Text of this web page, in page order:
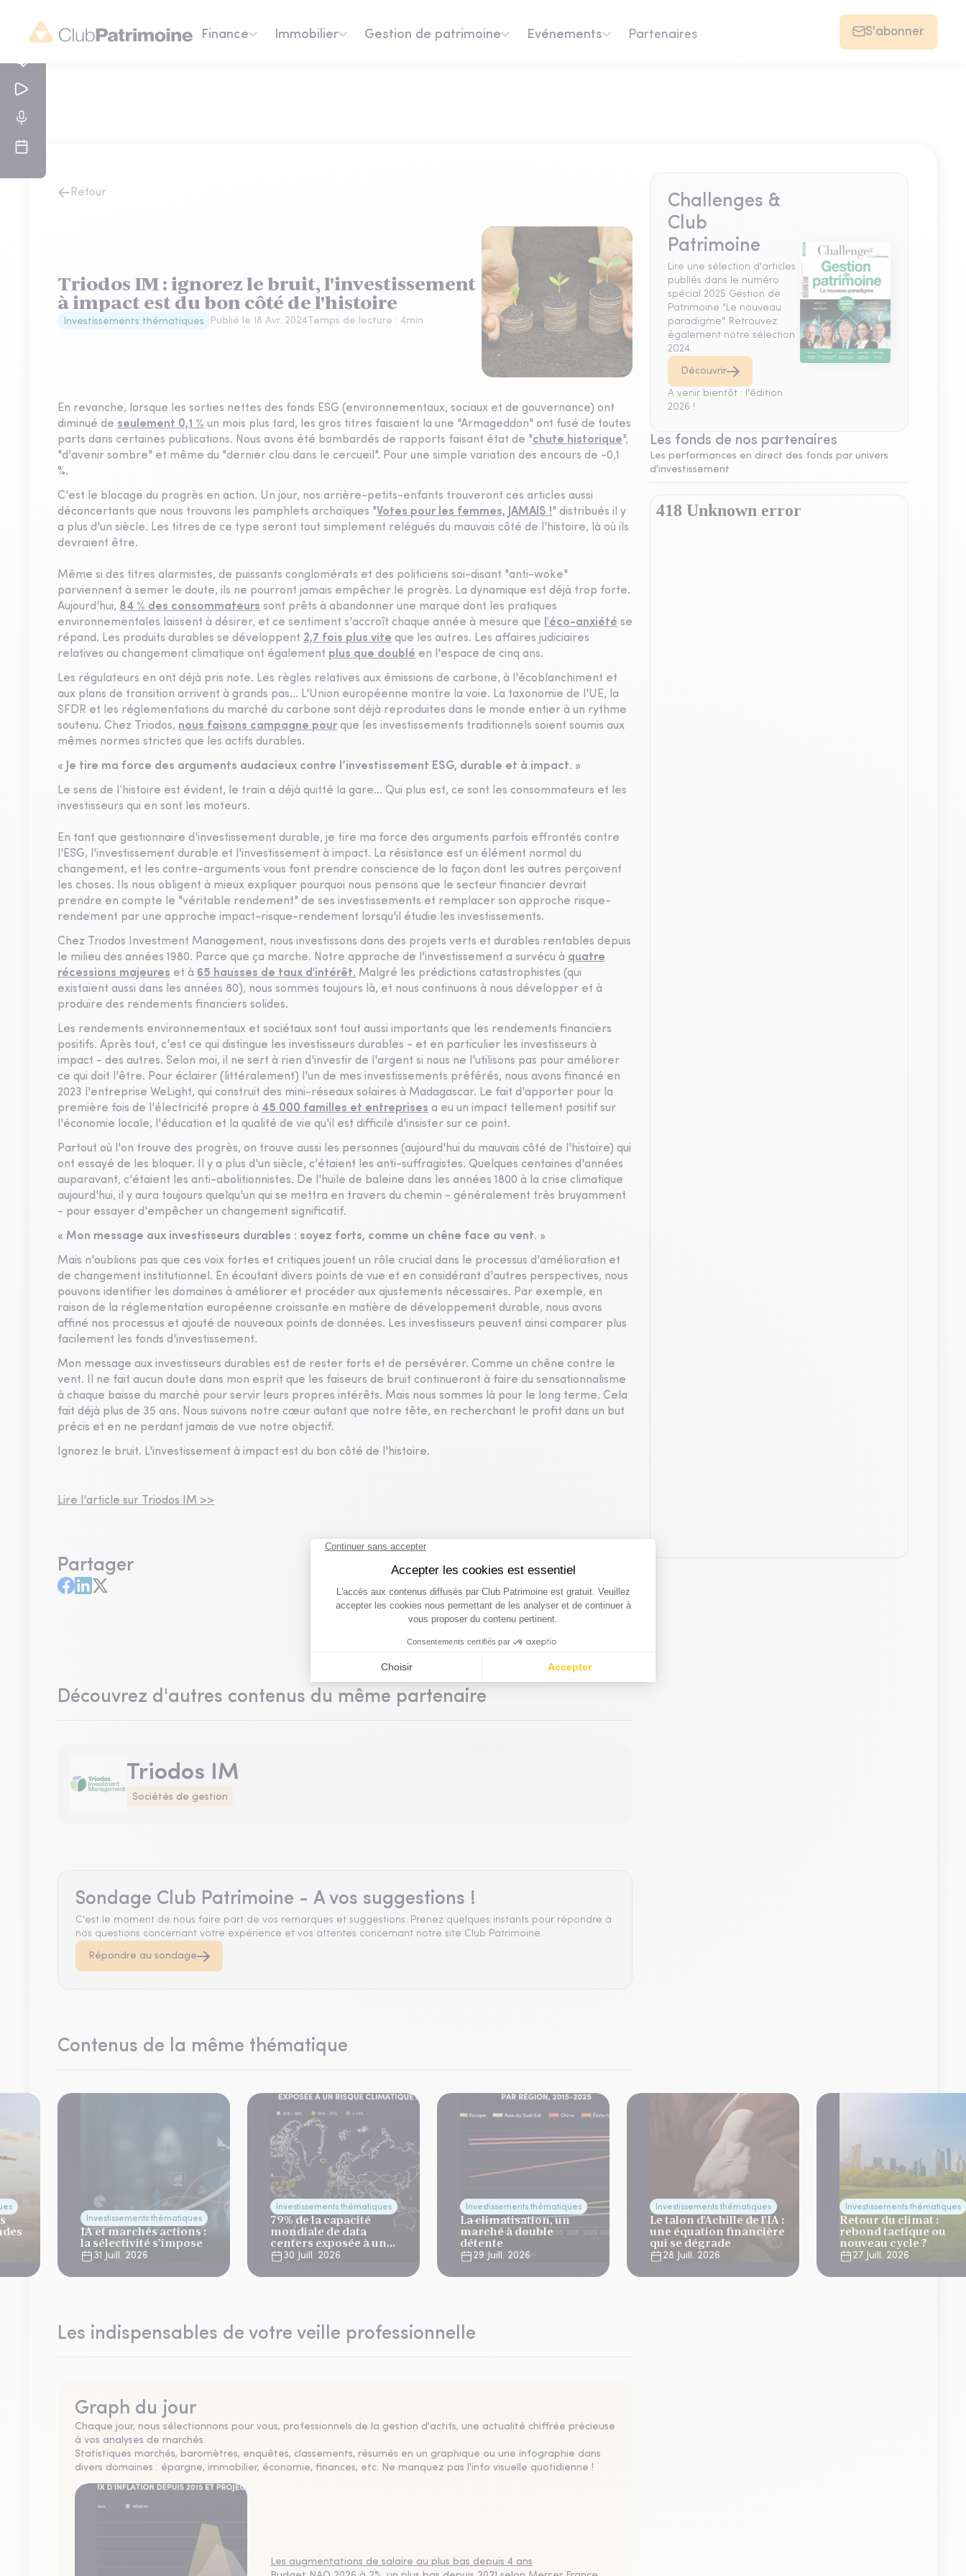
Finance Immobilier Gestion de patrimoine Evénements Partenaires S'abonner
Retour
Triodos IM : ignorez le bruit, l'investissement
à impact est du bon côté de l'histoire
Investissements thématiques Publié le 18 Avr. 2024Temps de lecture : 4min
En revanche, lorsque les sorties nettes des fonds ESG (environnementaux, sociaux et de gouvernance) ont
diminué de seulement 0,1 % un mois plus tard, les gros titres faisaient la une "Armageddon" ont fusé de toutes
parts dans certaines publications. Nous avons été bombardés de rapports faisant état de "chute historique",
"d'avenir sombre" et même du "dernier clou dans le cercueil". Pour une simple variation des encours de -0,1
%.
C'est le blocage du progrès en action. Un jour, nos arrière-petits-enfants trouveront ces articles aussi
déconcertants que nous trouvons les pamphlets archaïques "Votes pour les femmes, JAMAIS !" distribués il y
a plus d'un siècle. Les titres de ce type seront tout simplement relégués du mauvais côté de l'histoire, là où ils
devraient être.
Même si des titres alarmistes, de puissants conglomérats et des politiciens soi-disant "anti-woke"
parviennent à semer le doute, ils ne pourront jamais empêcher le progrès. La dynamique est déjà trop forte.
Aujourd'hui, 84 % des consommateurs sont prêts à abandonner une marque dont les pratiques
environnementales laissent à désirer, et ce sentiment s'accroît chaque année à mesure que
l'éco-anxiété se
répand. Les produits durables se développent 2,7 fois plus vite que les autres. Les affaires judiciaires
relatives au changement climatique ont également plus que doublé en l'espace de cinq ans.
Les régulateurs en ont déjà pris note. Les règles relatives aux émissions de carbone, à l'écoblanchiment et
aux plans de transition arrivent à grands pas... L'Union européenne montre la voie. La taxonomie de l'UE, la
SFDR et les réglementations du marché du carbone sont déjà reproduites dans le monde entier à un rythme
soutenu. Chez Triodos, nous faisons campagne pour que les investissements traditionnels soient soumis aux
mêmes normes strictes que les actifs durables.
« Je tire ma force des arguments audacieux contre l’investissement ESG, durable et à impact. »
Le sens de l’histoire est évident, le train a déjà quitté la gare... Qui plus est, ce sont les consommateurs et les
investisseurs qui en sont les moteurs.
En tant que gestionnaire d'investissement durable, je tire ma force des arguments parfois effrontés contre
l'ESG, l'investissement durable et l'investissement à impact. La résistance est un élément normal du
changement, et les contre-arguments vous font prendre conscience de la façon dont les autres perçoivent
les choses. Ils nous obligent à mieux expliquer pourquoi nous pensons que le secteur financier devrait
prendre en compte le "véritable rendement" de ses investissements et remplacer son approche risque-
rendement par une approche impact-risque-rendement lorsqu'il étudie les investissements.
Chez Triodos Investment Management, nous investissons dans des projets verts et durables rentables depuis
le milieu des années 1980. Parce que ça marche. Notre approche de l'investissement a survécu à quatre
récessions majeures et à 65 hausses de taux d'intérêt. Malgré les prédictions catastrophistes (qui
existaient aussi dans les années 80), nous sommes toujours là, et nous continuons à nous développer et à
produire des rendements financiers solides.
Les rendements environnementaux et sociétaux sont tout aussi importants que les rendements financiers
positifs. Après tout, c'est ce qui distingue les investisseurs durables - et en particulier les investisseurs à
impact - des autres. Selon moi, il ne sert à rien d'investir de l'argent si nous ne l'utilisons pas pour améliorer
ce qui doit l'être. Pour éclairer (littéralement) l'un de mes investissements préférés, nous avons financé en
2023 l'entreprise WeLight, qui construit des mini-réseaux solaires à Madagascar. Le fait d'apporter pour la
première fois de l'électricité propre à 45 000 familles et entreprises a eu un impact tellement positif sur
l'économie locale, l'éducation et la qualité de vie qu'il est difficile d'insister sur ce point.
Partout où l'on trouve des progrès, on trouve aussi les personnes (aujourd'hui du mauvais côté de l'histoire) qui
ont essayé de les bloquer. Il y a plus d'un siècle, c'étaient les anti-suffragistes. Quelques centaines d'années
auparavant, c'étaient les anti-abolitionnistes. De l'huile de baleine dans les années 1800 à la crise climatique
aujourd'hui, il y aura toujours quelqu'un qui se mettra en travers du chemin - généralement très bruyamment
- pour essayer d'empêcher un changement significatif.
« Mon message aux investisseurs durables : soyez forts, comme un chêne face au vent. »
Mais n'oublions pas que ces voix fortes et critiques jouent un rôle crucial dans le processus d'amélioration et
de changement institutionnel. En écoutant divers points de vue et en considérant d'autres perspectives, nous
pouvons identifier les domaines à améliorer et procéder aux ajustements nécessaires. Par exemple, en
raison de la réglementation européenne croissante en matière de développement durable, nous avons
affiné nos processus et ajouté de nouveaux points de données. Les investisseurs peuvent ainsi comparer plus
facilement les fonds d'investissement.
Mon message aux investisseurs durables est de rester forts et de persévérer. Comme un chêne contre le
vent. Il ne fait aucun doute dans mon esprit que les faiseurs de bruit continueront à faire du sensationnalisme
à chaque baisse du marché pour servir leurs propres intérêts. Mais nous sommes là pour le long terme. Cela
fait déjà plus de 35 ans. Nous suivons notre cœur autant que notre tête, en recherchant le profit dans un but
précis et en ne perdant jamais de vue notre objectif.
Ignorez le bruit. L'investissement à impact est du bon côté de l'histoire.
Lire l'article sur Triodos IM >>
Partager
Découvrez d'autres contenus du même partenaire
Triodos IM
Sociétés de gestion
Sondage Club Patrimoine - A vos suggestions !
C'est le moment de nous faire part de vos remarques et suggestions. Prenez quelques instants pour répondre à
nos questions concernant votre expérience et vos attentes concernant notre site Club Patrimoine.
Répondre au sondage
Contenus de la même thématique
Investissements thématiques
IA et marchés actions :
la sélectivité s’impose
31 Juill. 2026
Investissements thématiques
79% de la capacité
mondiale de data
centers exposée à un
risque climatique aigu
30 Juill. 2026
Investissements thématiques
La climatisation, un
marché à double
détente
29 Juill. 2026
Investissements thématiques
Le talon d’Achille de l’IA :
une équation financière
qui se dégrade
28 Juill. 2026
Investissements thématiques
Retour du climat :
rebond tactique ou
nouveau cycle ?
27 Juill. 2026
Les indispensables de votre veille professionnelle
Graph du jour
Chaque jour, nous sélectionnons pour vous, professionnels de la gestion d'actifs, une actualité chiffrée précieuse
à vos analyses de marchés.
Statistiques marchés, baromètres, enquêtes, classements, résumés en un graphique ou une infographie dans
divers domaines : épargne, immobilier, économie, finances, etc. Ne manquez pas l'info visuelle quotidienne !
Les augmentations de salaire au plus bas depuis 4 ans
Challenges &
Club
Patrimoine
Lire une sélection d'articles
publiés dans le numéro
spécial 2025 Gestion de
Patrimoine "Le nouveau
paradigme". Retrouvez
également notre sélection
2024.
Découvrir
A venir bientôt : l'édition
2026 !
Les fonds de nos partenaires
Les performances en direct des fonds par univers
d'investissement